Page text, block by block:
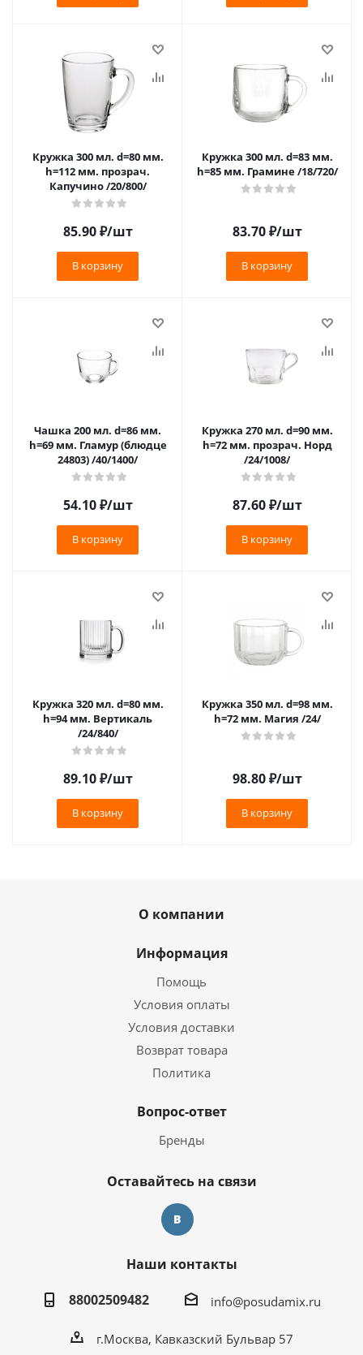
Кружка 300 мл. d=80 мм.
h=112 мм. прозрач.
Капучино /20/800/
85.90₽/шт
В корзину
Кружка 300 мл. d=83 мм.
h=85 мм. Грамине /18/720/
83.70₽/шт
В корзину
Чашка 200 мл. d=86 мм.
h=69 мм. Гламур (блюдце
24803) /40/1400/
54.10₽/шт
В корзину
Кружка 270 мл. d=90 мм.
h=72 мм. прозрач. Норд
/24/1008/
87.60₽/шт
В корзину
Кружка 320 мл. d=80 мм.
h=94 мм. Вертикаль
/24/840/
89.10₽/шт
В корзину
Кружка 350 мл. d=98 мм.
h=72 мм. Магия /24/
98.80₽/шт
В корзину
О компании
Информация
Помощь
Условия оплаты
Условия доставки
Возврат товара
Политика
Вопрос-ответ
Бренды
Оставайтесь на связи
Наши контакты
88002509482
info@posudamix.ru
г.Москва, Кавказский Бульвар 57